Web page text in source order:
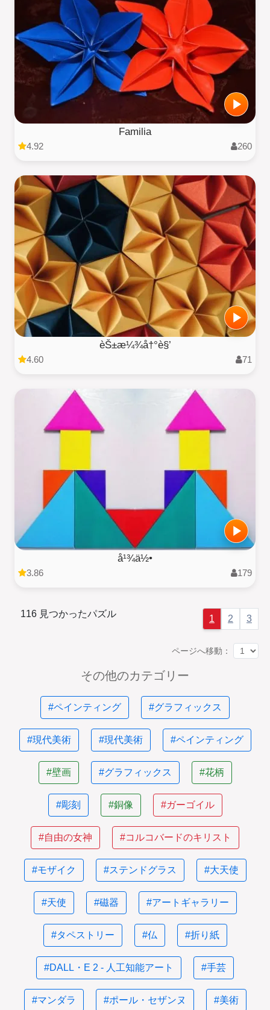
Familia
4.92 260
èŠ±æ¼¾å†°è§’
4.60 71
å¹¾ä½•
3.86 179
116 見つかったパズル 1 2 3
ページへ移動：
その他のカテゴリー
#ペインティング #グラフィックス
#現代美術 #現代美術 #ペインティング
#壁画 #グラフィックス #花柄
#彫刻 #銅像 #ガーゴイル
#自由の女神 #コルコバードのキリスト
#モザイク #ステンドグラス #大天使
#天使 #磁器 #アートギャラリー
#タペストリー #仏 #折り紙
#DALL・E 2 - 人工知能アート #手芸
#マンダラ #ポール・セザンヌ #美術